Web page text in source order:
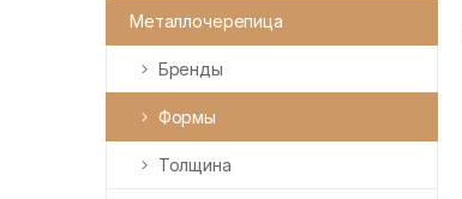
Металлочерепица
Бренды
Формы
Толщина